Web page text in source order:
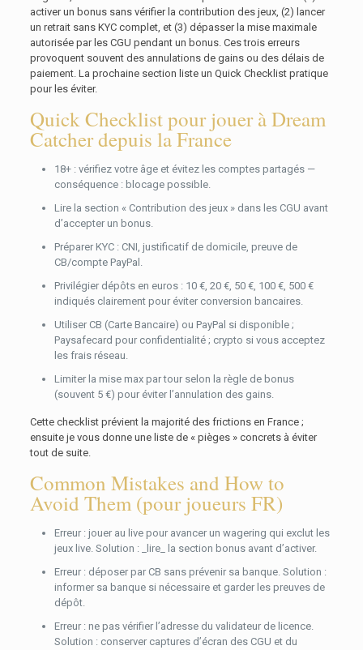
activer un bonus sans vérifier la contribution des jeux, (2) lancer
un retrait sans KYC complet, et (3) dépasser la mise maximale
autorisée par les CGU pendant un bonus. Ces trois erreurs
provoquent souvent des annulations de gains ou des délais de
paiement. La prochaine section liste un Quick Checklist pratique
pour les éviter.
Quick Checklist pour jouer à Dream
Catcher depuis la France
18+ : vérifiez votre âge et évitez les comptes partagés —
conséquence : blocage possible.
Lire la section « Contribution des jeux » dans les CGU avant
d’accepter un bonus.
Préparer KYC : CNI, justificatif de domicile, preuve de
CB/compte PayPal.
Privilégier dépôts en euros : 10 €, 20 €, 50 €, 100 €, 500 €
indiqués clairement pour éviter conversion bancaires.
Utiliser CB (Carte Bancaire) ou PayPal si disponible ;
Paysafecard pour confidentialité ; crypto si vous acceptez
les frais réseau.
Limiter la mise max par tour selon la règle de bonus
(souvent 5 €) pour éviter l’annulation des gains.
Cette checklist prévient la majorité des frictions en France ;
ensuite je vous donne une liste de « pièges » concrets à éviter
tout de suite.
Common Mistakes and How to
Avoid Them (pour joueurs FR)
Erreur : jouer au live pour avancer un wagering qui exclut les
jeux live. Solution : _lire_ la section bonus avant d’activer.
Erreur : déposer par CB sans prévenir sa banque. Solution :
informer sa banque si nécessaire et garder les preuves de
dépôt.
Erreur : ne pas vérifier l’adresse du validateur de licence.
Solution : conserver captures d’écran des CGU et du